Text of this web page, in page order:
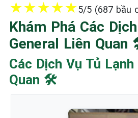
★★★★★5/5 (687 bầu
Khám Phá Các
General Liên Quan
Các Dịch Vụ Tủ
Quan 🛠️